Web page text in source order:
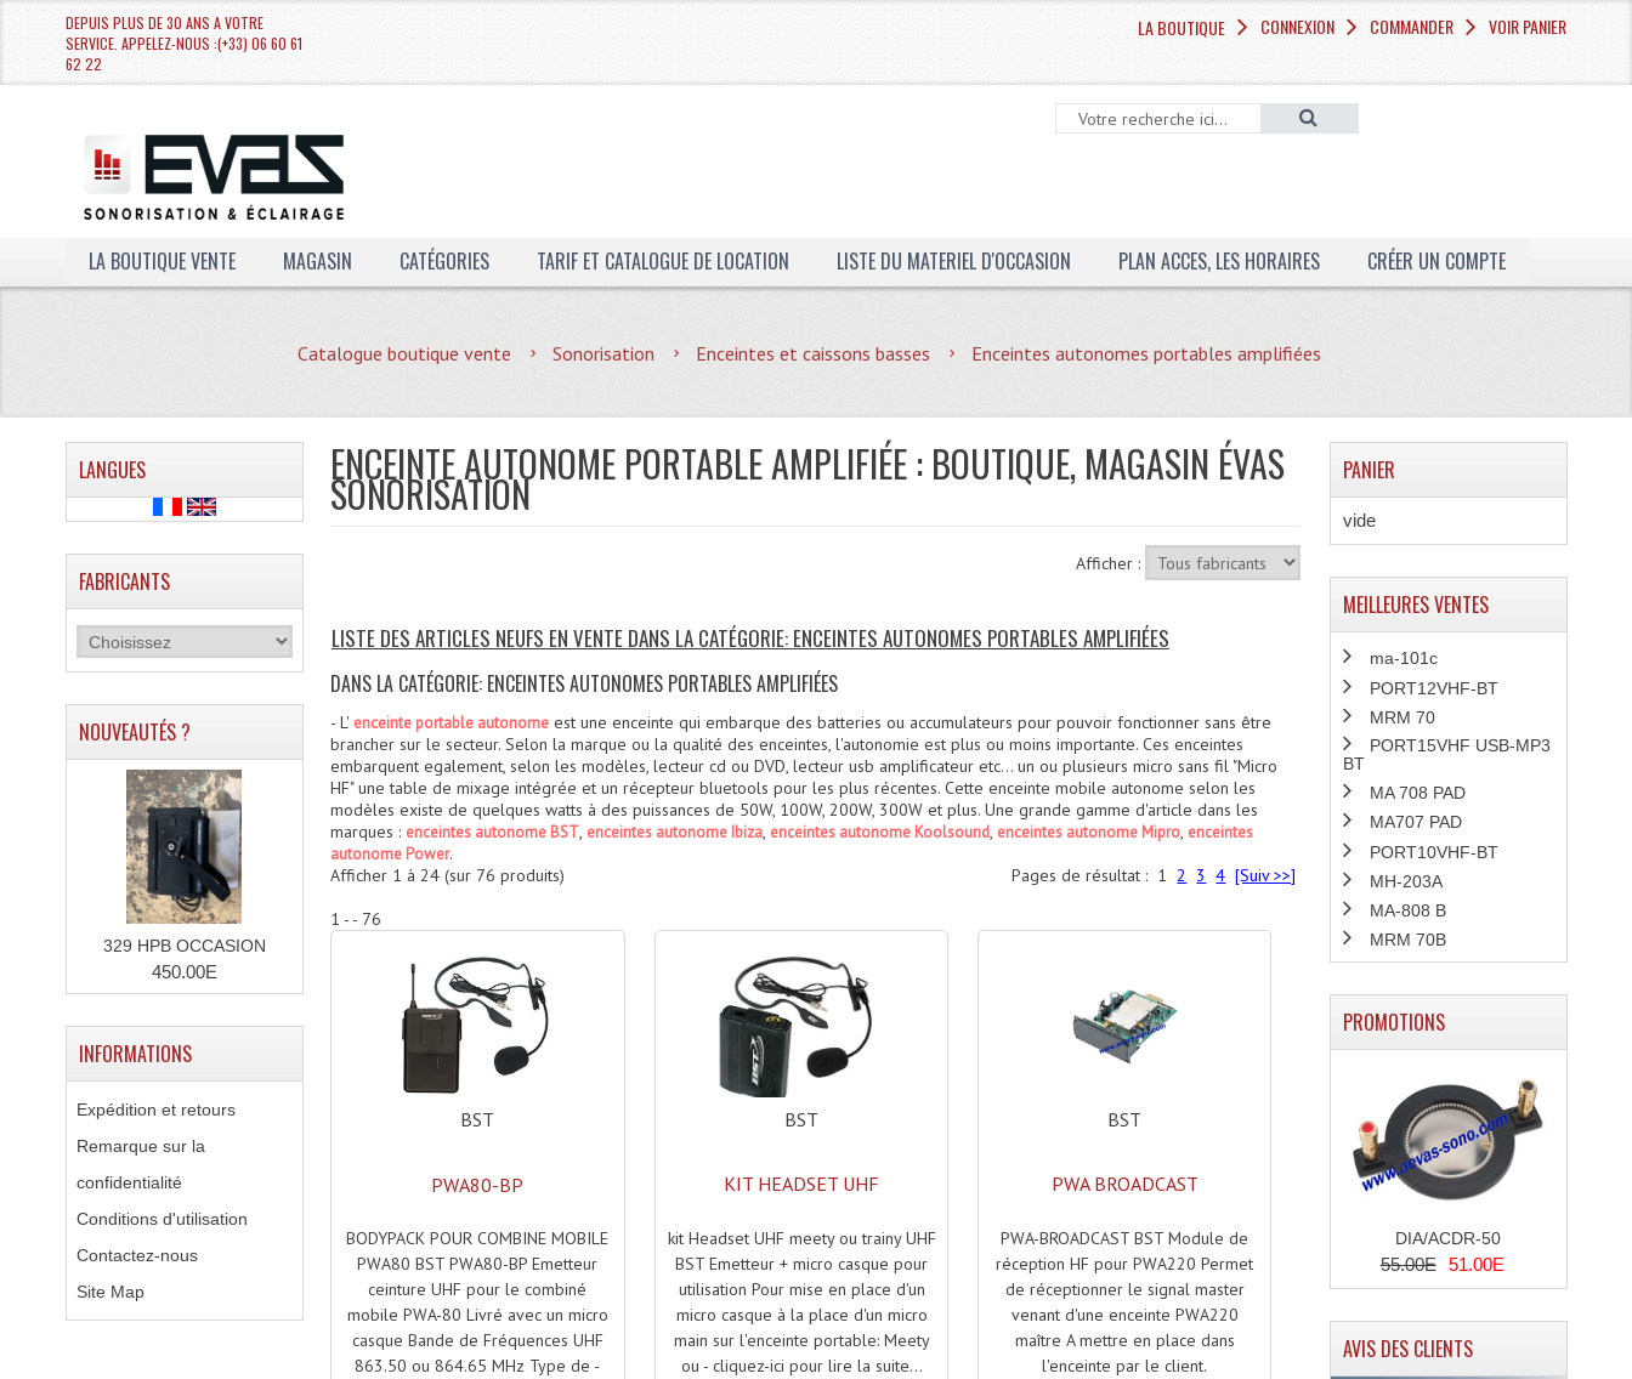
DEPUIS PLUS DE 30 ANS A VOTRE
SERVICE. APPELEZ-NOUS :(+33) 06 60 61
62 22
LA BOUTIQUE CONNEXION COMMANDER VOIR PANIER
LA BOUTIQUE VENTE MAGASIN CATÉGORIES TARIF ET CATALOGUE DE LOCATION LISTE DU MATERIEL D'OCCASION PLAN ACCES, LES HORAIRES CRÉER UN COMPTE
Catalogue boutique vente Sonorisation Enceintes et caissons basses Enceintes autonomes portables amplifiées
ENCEINTE AUTONOME PORTABLE AMPLIFIÉE : BOUTIQUE, MAGASIN ÉVAS
SONORISATION
Afficher :
LISTE DES ARTICLES NEUFS EN VENTE DANS LA CATÉGORIE: ENCEINTES AUTONOMES PORTABLES AMPLIFIÉES
DANS LA CATÉGORIE: ENCEINTES AUTONOMES PORTABLES AMPLIFIÉES
- L' enceinte portable autonomeest une enceinte qui embarque des batteries ou accumulateurs pour pouvoir fonctionner sans être
brancher sur le secteur. Selon la marque ou la qualité des enceintes, l'autonomie est plus ou moins importante. Ces enceintes
embarquent egalement, selon les modèles, lecteur cd ou DVD, lecteur usb amplificateur etc... un ou plusieurs micro sans fil "Micro
HF" une table de mixage intégrée et un récepteur bluetools pour les plus récentes. Cette enceinte mobile autonome selon les
modèles existe de quelques watts à des puissances de 50W, 100W, 200W, 300W et plus. Une grande gamme d'article dans les
marques : enceintes autonome BST, enceintes autonome Ibiza, enceintes autonome Koolsound, enceintes autonome Mipro, enceintes
autonome Power.
Pages de résultat : 1 2 3 4 [Suiv >>]
Afficher 1 à 24(sur 76 produits)
1 - - 76
BST
PWA80-BP
BODYPACK POUR COMBINE MOBILE
PWA80 BST PWA80-BP Emetteur
ceinture UHF pour le combiné
mobile PWA-80 Livré avec un micro
casque Bande de Fréquences UHF
863.50 ou 864.65 MHz Type de -
BST
KIT HEADSET UHF
kit Headset UHF meety ou trainy UHF
BST Emetteur + micro casque pour
utilisation Pour mise en place d'un
micro casque à la place d'un micro
main sur l'enceinte portable: Meety
ou - cliquez-ici pour lire la suite...
BST
PWA BROADCAST
PWA-BROADCAST BST Module de
réception HF pour PWA220 Permet
de réceptionner le signal master
venant d'une enceinte PWA220
maître A mettre en place dans
l'enceinte par le client.
LANGUES
FABRICANTS
NOUVEAUTÉS ?
329 HPB OCCASION
450.00E
INFORMATIONS
Expédition et retours
Remarque sur la
confidentialité
Conditions d'utilisation
Contactez-nous
Site Map
PANIER
vide
MEILLEURES VENTES
ma-101c
PORT12VHF-BT
MRM 70
PORT15VHF USB-MP3
BT
MA 708 PAD
MA707 PAD
PORT10VHF-BT
MH-203A
MA-808 B
MRM 70B
PROMOTIONS
DIA/ACDR-50
55.00E 51.00E
AVIS DES CLIENTS